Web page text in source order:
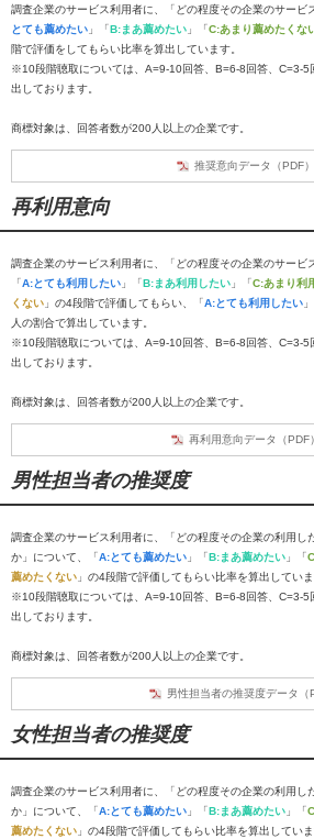
調査企業のサービス利用者に、「どの程度その企業のサービ
とても薦めたい 」「B:まあ薦めたい 」「C:あまり薦めたくな
階で評価をしてもらい比率を算出しています。
※10段階聴取については、A=9-10回答、B=6-8回答、C=3-5
出しております。
商標対象は、回答者数が200人以上の企業です。
推奨意向データ（PDF）
再利用意向
調査企業のサービス利用者に、「どの程度その企業のサービ
「A:とても利用したい 」「B:まあ利用したい 」「C:あまり利
くない 」の4段階で評価してもらい、「A:とても利用したい
人の割合で算出しています。
※10段階聴取については、A=9-10回答、B=6-8回答、C=3-5
出しております。
商標対象は、回答者数が200人以上の企業です。
再利用意向データ（PDF）
男性担当者の推奨度
調査企業のサービス利用者に、「どの程度その企業の利用し
か」について、「A:とても薦めたい 」「B:まあ薦めたい 」「
薦めたくない 」の4段階で評価してもらい比率を算出していま
※10段階聴取については、A=9-10回答、B=6-8回答、C=3-5
出しております。
商標対象は、回答者数が200人以上の企業です。
男性担当者の推奨度データ（
女性担当者の推奨度
調査企業のサービス利用者に、「どの程度その企業の利用し
か」について、「A:とても薦めたい 」「B:まあ薦めたい 」「
薦めたくない 」の4段階で評価してもらい比率を算出していま